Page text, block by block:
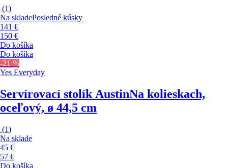
(1)
Na skladePosledné kúsky
141 €
150 €
Do košíka
Do košíka
-21 %
Yes Everyday
Servírovací stolík AustinNa kolieskach,
oceľový, ø 44,5 cm
(1)
Na sklade
45 €
57 €
Do košíka